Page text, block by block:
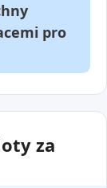
pro
za